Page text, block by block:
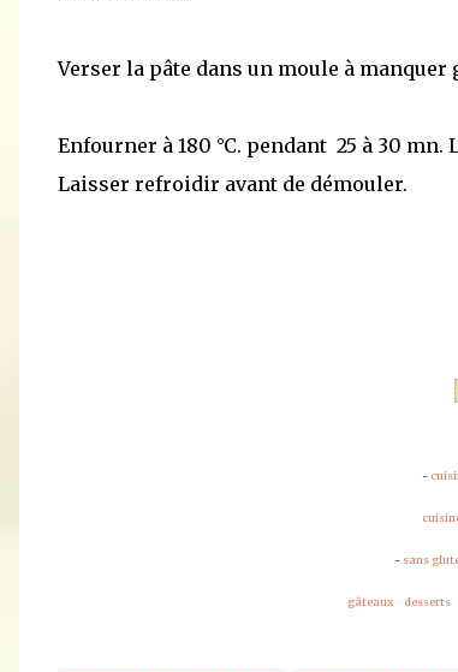
Verser la pâte dans un moule à
Enfourner à 180 °C. pendant 25 à 30
Laisser refroidir avant de démouler.
-
- sans
gâteaux desserts